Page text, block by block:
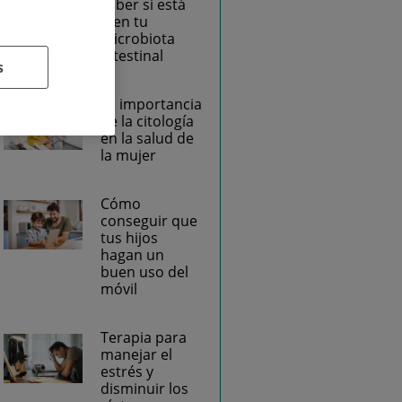
saber si está
bien tu
microbiota
intestinal
La importancia
de la citología
en la salud de
la mujer
Cómo
conseguir que
tus hijos
hagan un
buen uso del
móvil
Terapia para
manejar el
estrés y
disminuir los